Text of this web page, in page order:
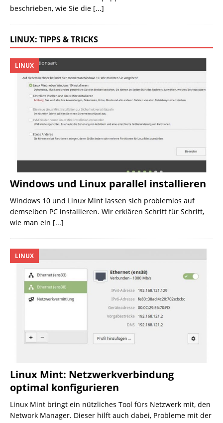
beschrieben, wie Sie die [...]
LINUX: TIPPS & TRICKS
Windows und Linux parallel installieren
LINUX
Windows 10 und Linux Mint lassen sich problemlos auf
demselben PC installieren. Wir erklären Schritt für Schritt,
wie man ein [...]
Linux Mint: Netzwerkverbindung
optimal konfigurieren
LINUX
Linux Mint bringt ein nützliches Tool fürs Netzwerk mit, den
Network Manager. Dieser hilft auch dabei, Probleme mit der